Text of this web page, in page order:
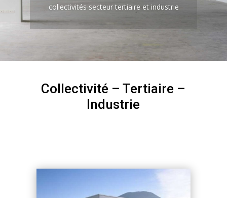
collectivités secteur tertiaire et industrie
Collectivité – Tertiaire –
Industrie